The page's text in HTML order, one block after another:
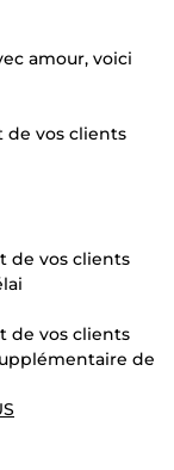
amour, voici
de vos clients
de vos clients
de vos clients
de